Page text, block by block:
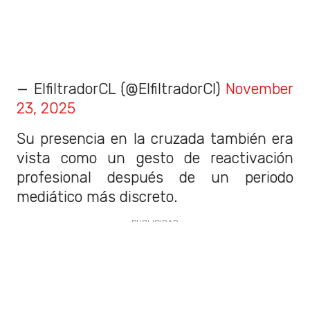
— ElfiltradorCL (@ElfiltradorCl) November
23, 2025
Su presencia en la cruzada también era
vista como un gesto de reactivación
profesional después de un periodo
mediático más discreto.